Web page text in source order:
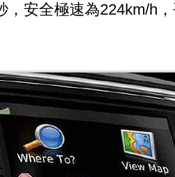
，安全極速為224km/h